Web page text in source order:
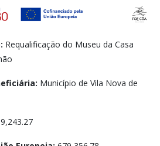
Requalificação do Museu da Casa
Município de Vila Nova de